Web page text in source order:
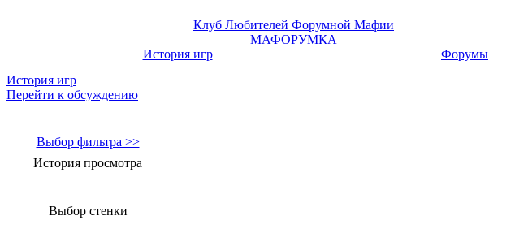
Клуб Любителей Форумной Мафии
МАФОРУМКА
История игр
Форумы
История игр
Перейти к обсуждению
Выбор фильтра >>
История просмотра
Выбор стенки